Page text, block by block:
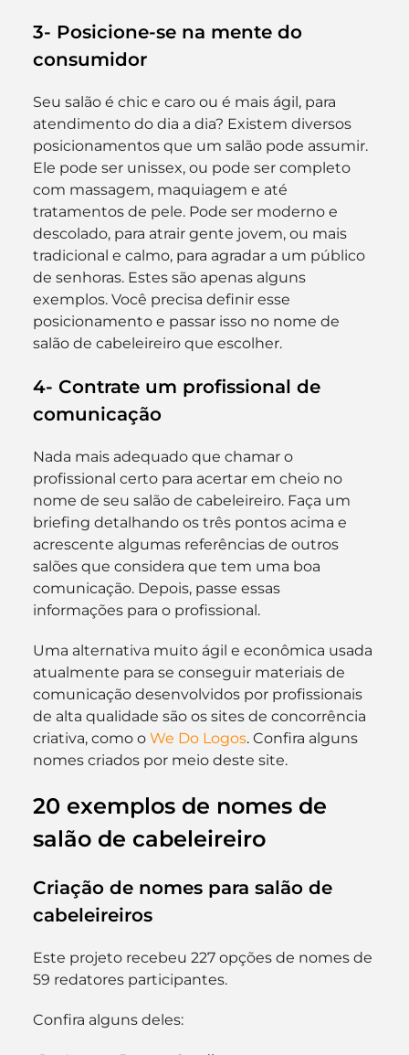
3- Posicione-se na mente do
consumidor
Seu salão é chic e caro ou é mais ágil, para
atendimento do dia a dia? Existem diversos
posicionamentos que um salão pode assumir.
Ele pode ser unissex, ou pode ser completo
com massagem, maquiagem e até
tratamentos de pele. Pode ser moderno e
descolado, para atrair gente jovem, ou mais
tradicional e calmo, para agradar a um público
de senhoras. Estes são apenas alguns
exemplos. Você precisa definir esse
posicionamento e passar isso no nome de
salão de cabeleireiro que escolher.
4- Contrate um profissional de
comunicação
Nada mais adequado que chamar o
profissional certo para acertar em cheio no
nome de seu salão de cabeleireiro. Faça um
briefing detalhando os três pontos acima e
acrescente algumas referências de outros
salões que considera que tem uma boa
comunicação. Depois, passe essas
informações para o profissional.
Uma alternativa muito ágil e econômica usada
atualmente para se conseguir materiais de
comunicação desenvolvidos por profissionais
de alta qualidade são os sites de concorrência
criativa, como o We Do Logos. Confira alguns
nomes criados por meio deste site.
20 exemplos de nomes de
salão de cabeleireiro
Criação de nomes para salão de
cabeleireiros
Este projeto recebeu 227 opções de nomes de
59 redatores participantes.
Confira alguns deles: